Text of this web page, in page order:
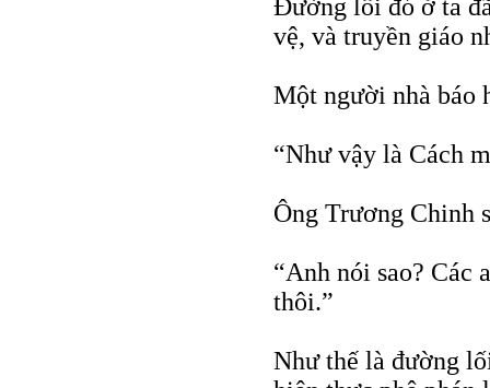
Đường lối đó ở ta
vệ, và truyền giáo
Một người nhà báo
“Như vậy là Cách
Ông Trương Chinh
“Anh nói sao? Các
thôi.”
Như thế là đường